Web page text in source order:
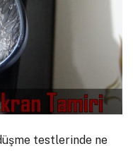
testlerinde ne